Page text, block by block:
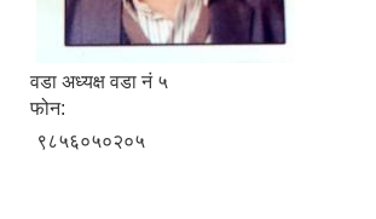
वडा अध्यक्ष वडा नं ५
फोन:
९८५६०५०२०५